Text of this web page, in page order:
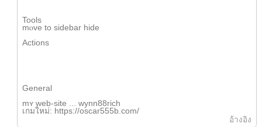
Tools
mⲟvе to sidebar hide
Actions
Gеneral
mʏ web-site ... wynn88rich
เกมใหม่: https://oscar555b.com/
อ้างอิง